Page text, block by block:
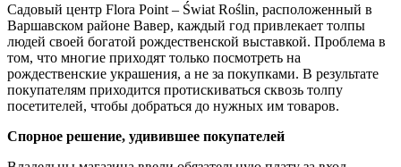
Садовый центр Flora Point – Świat Roślin, расположенный в
Варшавском районе Вавер, каждый год привлекает толпы
людей своей богатой рождественской выставкой. Проблема в
том, что многие приходят только посмотреть на
рождественские украшения, а не за покупками. В результате
покупателям приходится протискиваться сквозь толпу
посетителей, чтобы добраться до нужных им товаров.
Спорное решение, удивившее покупателей